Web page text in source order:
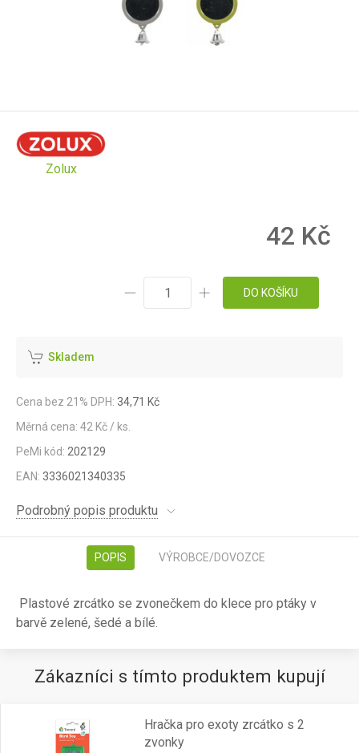
Zolux
42 Kč
DO KOŠÍKU
Skladem
Cena bez 21% DPH: 34,71 Kč
Měrná cena: 42 Kč / ks.
PeMi kód: 202129
EAN: 3336021340335
Podrobný popis produktu
POPIS VÝROBCE/DOVOZCE
Plastové zrcátko se zvonečkem do klece pro ptáky v
barvě zelené, šedé a bílé.
Zákazníci s tímto produktem kupují
Hračka pro exoty zrcátko s 2
zvonky